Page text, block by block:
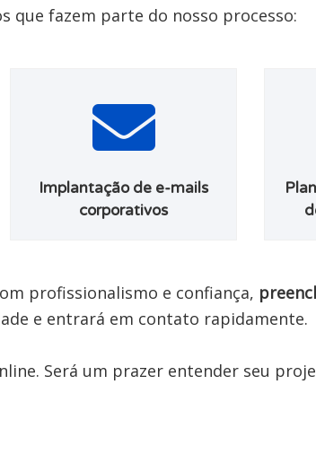
que fazem parte do nosso processo:
Implantação de e-mails
corporativos
profissionalismo e confiança,
e entrará em contato rapidamente.
Será um prazer entender seu